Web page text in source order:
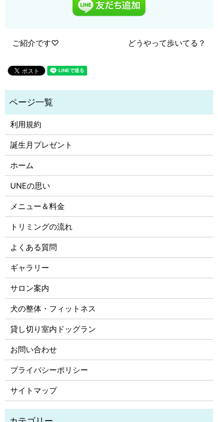
ご紹介です♡ どうやって歩いてる？
利用規約
誕生月プレゼント
ホーム
UNEの思い
メニュー＆料金
トリミングの流れ
よくある質問
ギャラリー
サロン案内
犬の整体・フィットネス
貸し切り室内ドッグラン
お問い合わせ
プライバシーポリシー
サイトマップ